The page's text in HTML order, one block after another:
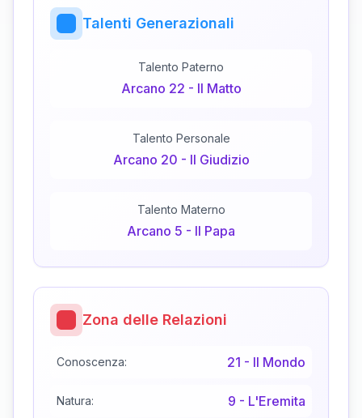
Talenti Generazionali
Talento Paterno
Arcano 22 - Il Matto
Talento Personale
Arcano 20 - Il Giudizio
Talento Materno
Arcano 5 - Il Papa
Zona delle Relazioni
Conoscenza: 21 - Il Mondo
Natura: 9 - L'Eremita